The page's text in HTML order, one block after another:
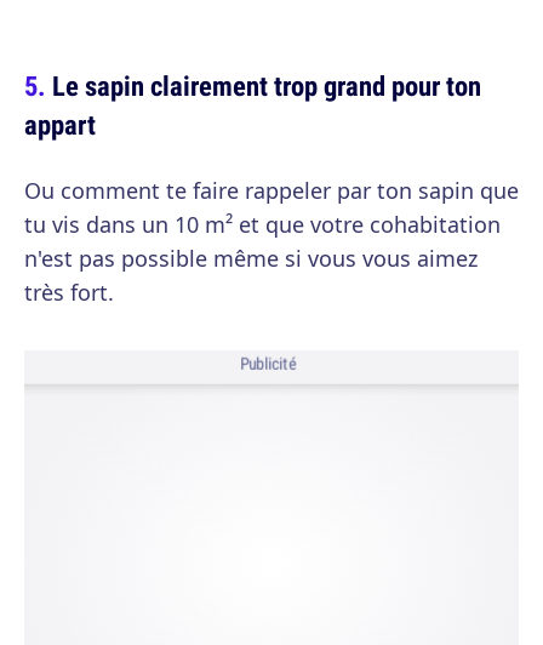
Le sapin clairement trop grand pour ton
appart
Ou comment te faire rappeler par ton sapin que
tu vis dans un 10 m² et que votre cohabitation
n'est pas possible même si vous vous aimez
très fort.
Publicité